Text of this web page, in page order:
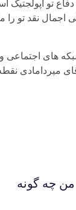
است.
نقد تو را
های اجتماعی
میردامادی
من چه گونه